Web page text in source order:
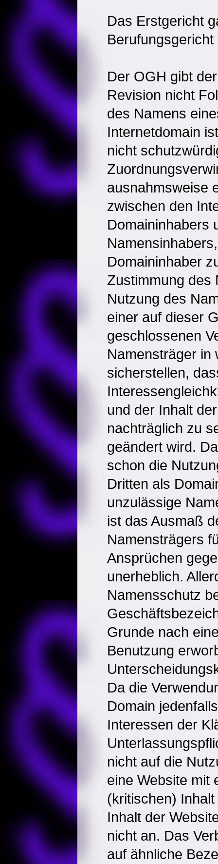
Das Erstgericht
Der OGH gibt
Revision nicht
des Namens
Internetdomain
nicht
ausnahmsweise
zwischen den
Domaininhabers
Domaininhaber
Zustimmung des
Nutzung des
einer auf dieser
geschlossenen
Namensträger in
sicherstellen,
und der Inhalt
nachträglich zu
geändert wird.
schon die
Dritten als
unzulässige
ist das Ausmaß
Namensträgers
Ansprüchen
unerheblich.
Namensschutz
Grunde nach
Benutzung
Da die
Domain
Interessen der
nicht auf die
eine Website mit
(kritischen)
Inhalt der
nicht an. Das
auf ähnliche